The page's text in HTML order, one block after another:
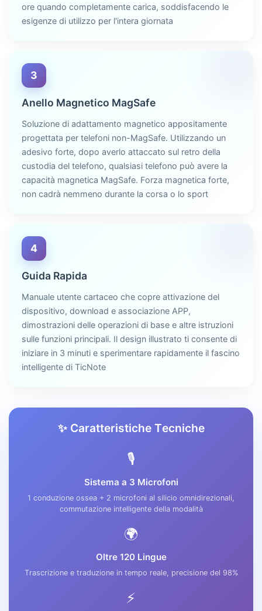
ore quando completamente carica, soddisfacendo le
esigenze di utilizzo per l'intera giornata
3
Anello Magnetico MagSafe
Soluzione di adattamento magnetico appositamente
progettata per telefoni non-MagSafe. Utilizzando un
adesivo forte, dopo averlo attaccato sul retro della
custodia del telefono, qualsiasi telefono può avere la
capacità magnetica MagSafe. Forza magnetica forte,
non cadrà nemmeno durante la corsa o lo sport
4
Guida Rapida
Manuale utente cartaceo che copre attivazione del
dispositivo, download e associazione APP,
dimostrazioni delle operazioni di base e altre istruzioni
sulle funzioni principali. Il design illustrato ti consente di
iniziare in 3 minuti e sperimentare rapidamente il fascino
intelligente di TicNote
✨ Caratteristiche Tecniche
🎙️
Sistema a 3 Microfoni
1 conduzione ossea + 2 microfoni al silicio omnidirezionali,
commutazione intelligente della modalità
🌍
Oltre 120 Lingue
Trascrizione e traduzione in tempo reale, precisione del 98%
⚡